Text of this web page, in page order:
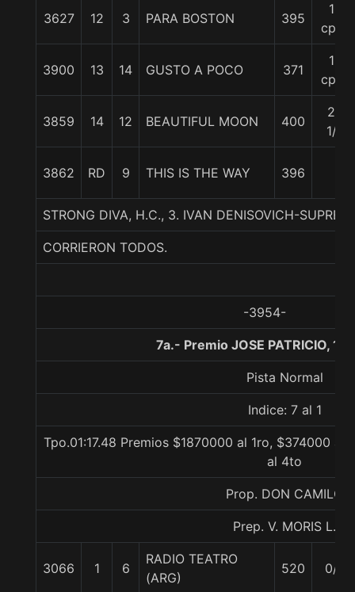
3627 12 3 PARA BOSTON 395
15
cpos
3900 13 14 GUSTO A POCO 371
16
cpos
3859 14 12 BEAUTIFUL MOON 400
20
1/2
3862 RD 9 THIS IS THE WAY 396
STRONG DIVA, H.C., 3. IVAN DENISOVICH-
CORRIERON TODOS.
-3954-
7a.- Premio JOSE PATRICIO,
Pista Normal
Indice: 7 al 1
Tpo.01:17.48 Premios $1870000 al 1ro, $374000
al 4to
Prop. DON CAMILO
Prep. V. MORIS L.
3066 1 6
RADIO TEATRO
(ARG)
520 0/0